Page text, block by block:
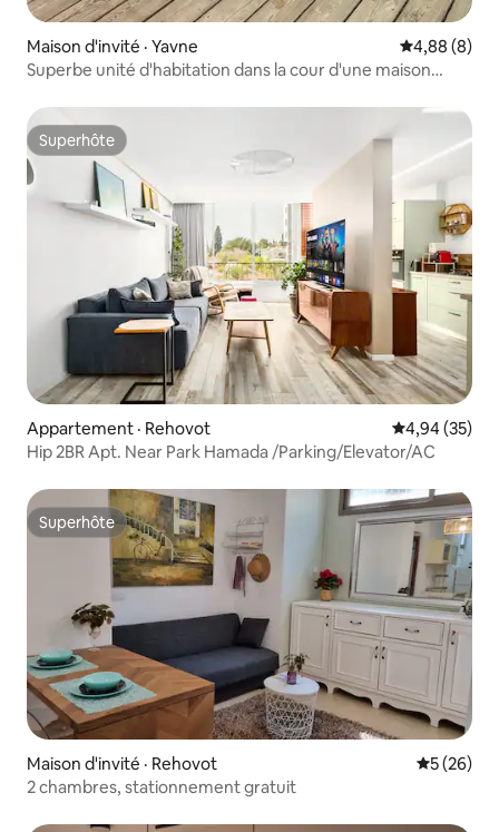
Maison d'invité · Yavne Note
4,88 (8)
Superbe unité d'habitation dans la cour d'une maison
Superhôte
Superhôte
Appartement · Rehovot Note
4,94 (35)
Hip 2BR Apt. Near Park Hamada /Parking/Elevator/AC
Superhôte
Superhôte
Maison d'invité · Rehovot Note
5 (26)
2 chambres, stationnement gratuit